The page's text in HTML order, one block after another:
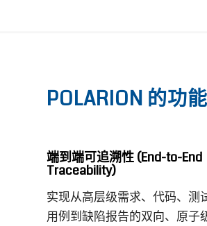
POLARION 的功
端到端可追溯性(End-to-End
Traceability)
实现从高层级需求、代码、测
用例到缺陷报告的双向、原子